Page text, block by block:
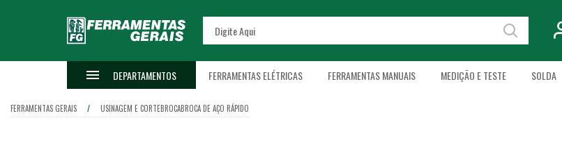
DEPARTAMENTOS FERRAMENTAS ELÉTRICAS FERRAMENTAS MANUAIS MEDIÇÃO E TESTE SOLDA
FERRAMENTAS GERAIS USINAGEM E CORTEBROCABROCA DE AÇO RÁPIDO